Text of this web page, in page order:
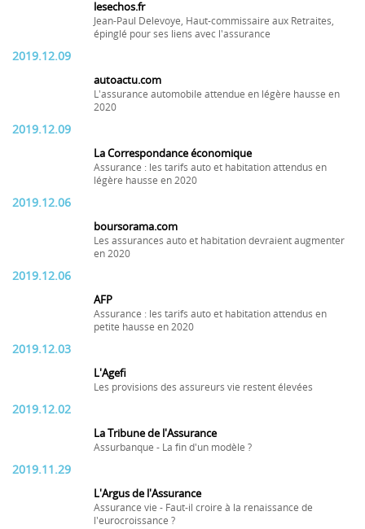
lesechos.fr
Jean-Paul Delevoye, Haut-commissaire aux Retraites,
épinglé pour ses liens avec l'assurance
2019.12.09
autoactu.com
L'assurance automobile attendue en légère hausse en
2020
2019.12.09
La Correspondance économique
Assurance : les tarifs auto et habitation attendus en
légère hausse en 2020
2019.12.06
boursorama.com
Les assurances auto et habitation devraient augmenter
en 2020
2019.12.06
AFP
Assurance : les tarifs auto et habitation attendus en
petite hausse en 2020
2019.12.03
L'Agefi
Les provisions des assureurs vie restent élevées
2019.12.02
La Tribune de l'Assurance
Assurbanque - La fin d'un modèle ?
2019.11.29
L'Argus de l'Assurance
Assurance vie - Faut-il croire à la renaissance de
l'eurocroissance ?